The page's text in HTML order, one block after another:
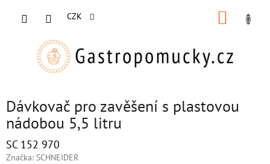
CZK
Dávkovač pro zavěšení s plastovou
nádobou 5,5 litru
SC 152 970
Značka: SCHNEIDER